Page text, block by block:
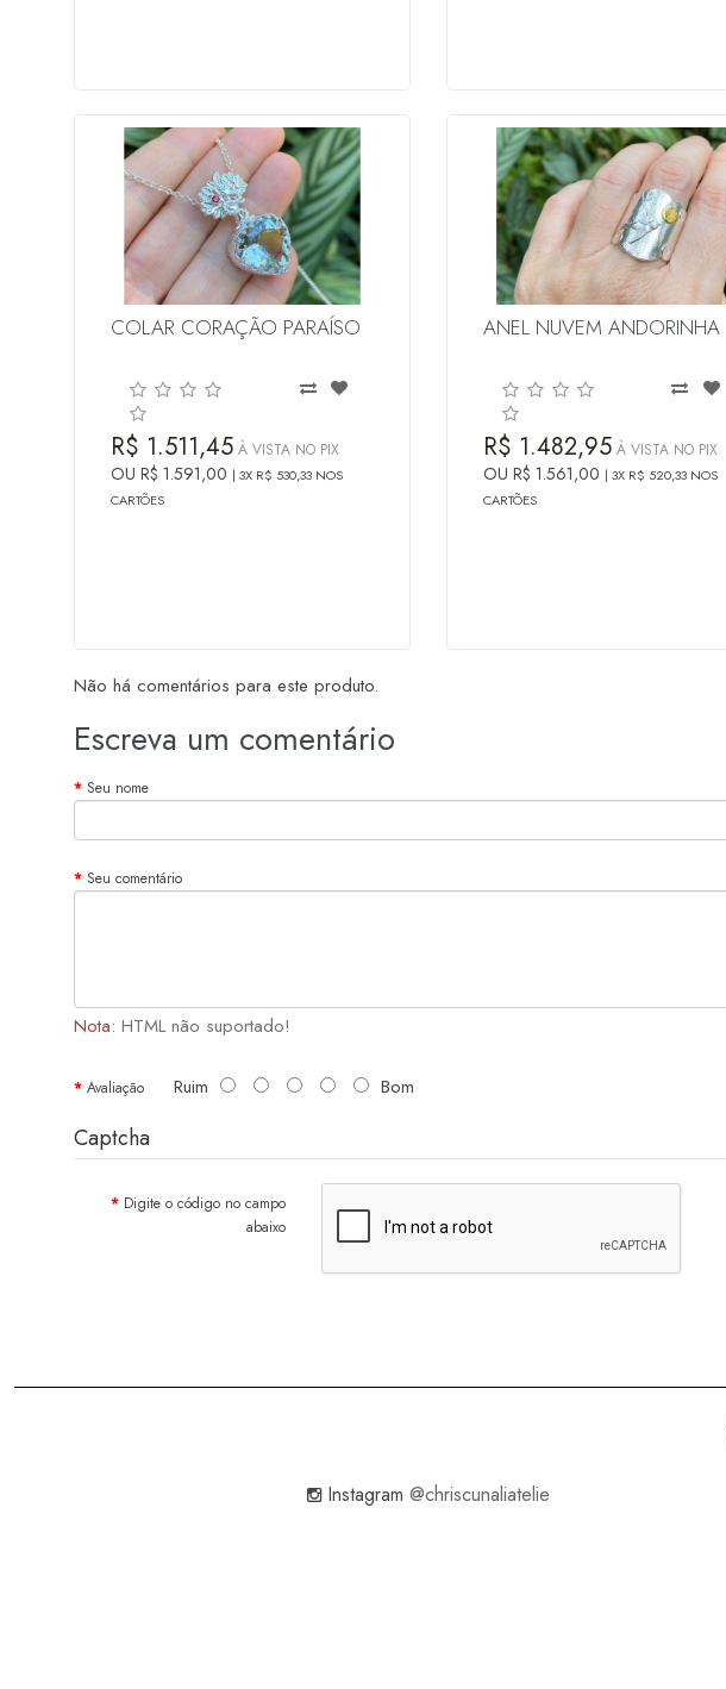
COLAR CORAÇÃO PARAÍSO
R$ 1.511,45 À VISTA NO PIX
OU R$ 1.591,00
3X R$ 530,33 NOS
CARTÕES
ANEL NUVEM ANDORINHA
R$ 1.482,95À VISTA NO PIX
OU R$ 1.561,00
3X R$ 520,33 NOS
CARTÕES
Não há comentários para este produto.
Escreva um comentário
Seu nome
Seu comentário
Nota: HTML não suportado!
Avaliação Ruim Bom
Captcha
Digite o código no campo
abaixo
Instagram @chriscunaliatelie